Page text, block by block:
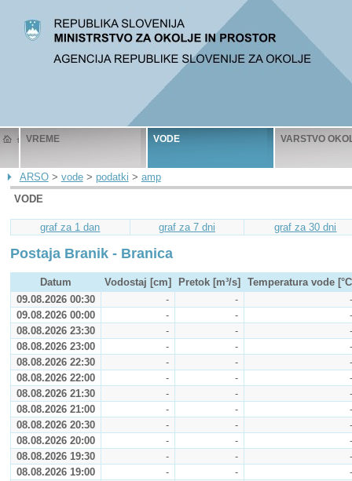
VREME VODE VARSTVO
ARSO> vode> podatki > amp
VODE
graf za 1 dan graf za 7 dni graf za 30 dni
Postaja Branik - Branica
Datum Vodostaj [cm] Pretok [m³/s]
Temperatura vode
09.08.2026 00:30
- -
-
09.08.2026 00:00
- -
-
08.08.2026 23:30
- -
-
08.08.2026 23:00
- -
-
08.08.2026 22:30
- -
-
08.08.2026 22:00
- -
-
08.08.2026 21:30
- -
-
08.08.2026 21:00
- -
-
08.08.2026 20:30
- -
-
08.08.2026 20:00
- -
-
08.08.2026 19:30
- -
-
08.08.2026 19:00
- -
-